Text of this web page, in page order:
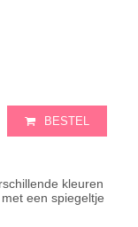
BESTEL
kleuren
een spiegeltje